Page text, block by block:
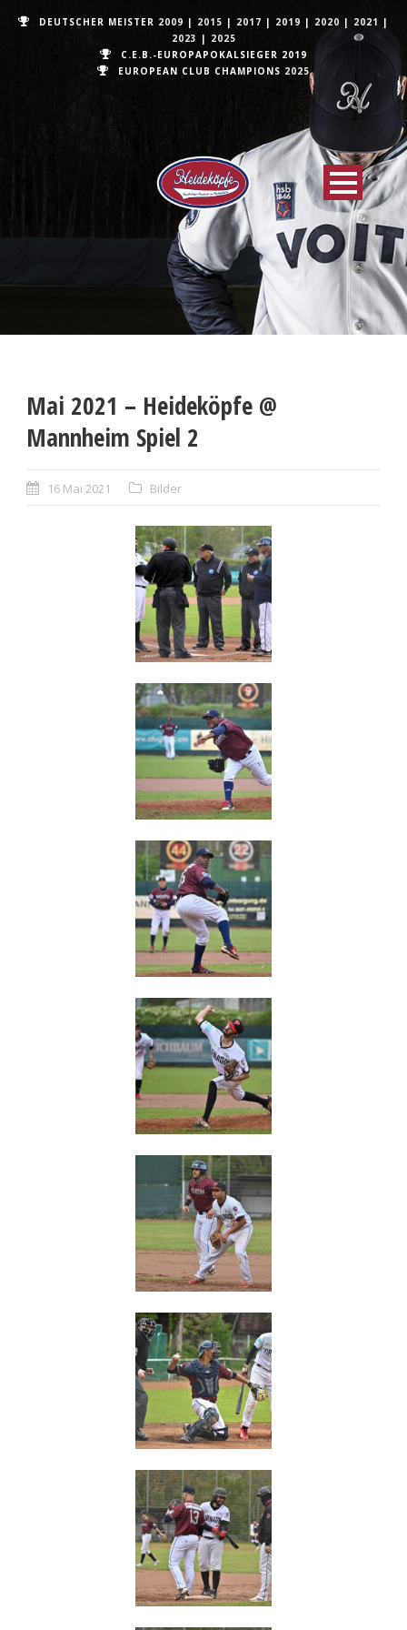
DEUTSCHER MEISTER 2009 | 2015 | 2017 | 2019 | 2020 | 2021 |
2023 | 2025
C.E.B.-EUROPAPOKALSIEGER 2019
EUROPEAN CLUB CHAMPIONS 2025
Mai 2021 – Heideköpfe @
Mannheim Spiel 2
16 Mai 2021 Bilder